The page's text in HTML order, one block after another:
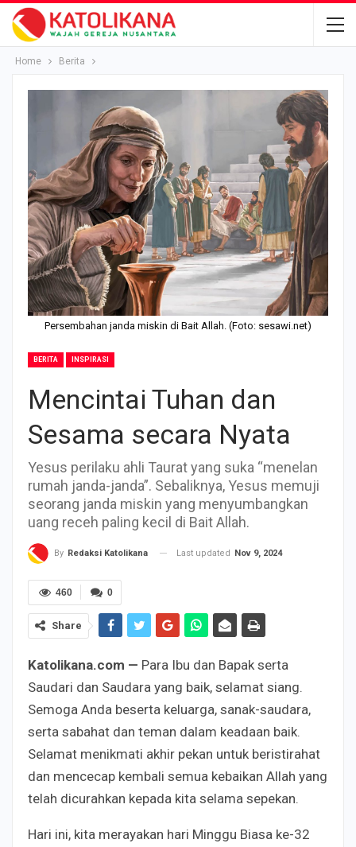
Home Berita
Persembahan janda miskin di Bait Allah. (Foto: sesawi.net)
BERITA INSPIRASI
Mencintai Tuhan dan
Sesama secara Nyata
Yesus perilaku ahli Taurat yang suka “menelan
rumah janda-janda”. Sebaliknya, Yesus memuji
seorang janda miskin yang menyumbangkan
uang receh paling kecil di Bait Allah.
By Redaksi Katolikana Last updated Nov 9, 2024
0
460
Share
Katolikana.com — Para Ibu dan Bapak serta
Saudari dan Saudara yang baik, selamat siang.
Semoga Anda beserta keluarga, sanak-saudara,
serta sabahat dan teman dalam keadaan baik.
Selamat menikmati akhir pekan untuk beristirahat
dan mencecap kembali semua kebaikan Allah yang
telah dicurahkan kepada kita selama sepekan.
Hari ini, kita merayakan hari Minggu Biasa ke-32